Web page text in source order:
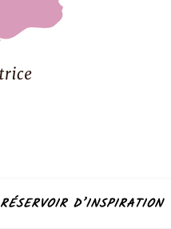
RÉSERVOIR D’INSPIRATION